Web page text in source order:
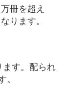
冊を超え
ります。
ます。配られ
。